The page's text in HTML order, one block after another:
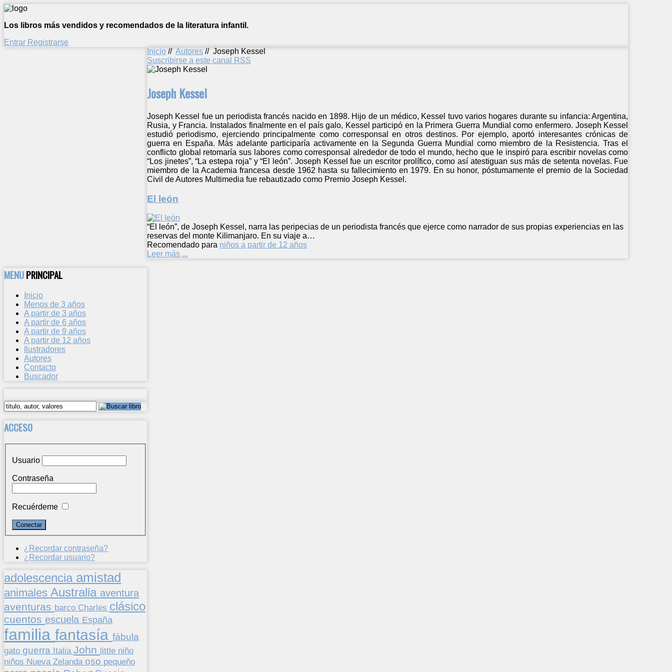
Los libros más vendidos y recomendados de la literatura infantil.
Entrar Registrarse
Inicio // Autores // Joseph Kessel
Suscribirse a este canal RSS
Joseph Kessel
Joseph Kessel fue un periodista francés nacido en 1898. Hijo de un médico, Kessel tuvo varios hogares durante su infancia: Argentina,
Rusia, y Francia. Instalados finalmente en el país galo, Kessel participó en la Primera Guerra Mundial como enfermero. Joseph Kessel
estudió periodismo, ejerciendo principalmente como corresponsal en otros destinos. Por ejemplo, aportó interesantes crónicas de
guerra en España. Más adelante participaría activamente en la Segunda Guerra Mundial como miembro de la Resistencia. Tras el
conflicto global retomaría sus labores como corresponsal alrededor de todo el mundo, hecho que le inspiró para escribir novelas como
“Los jinetes”, “La estepa roja” y “El león”. Joseph Kessel fue un escritor prolífico, como así atestiguan sus más de setenta novelas. Fue
miembro de la Academia francesa desde 1962 hasta su fallecimiento en 1979. En su honor, póstumamente el premio de la Sociedad
Civil de Autores Multimedia fue rebautizado como Premio Joseph Kessel.
El león
“El león”, de Joseph Kessel, narra las peripecias de un periodista francés que ejerce como narrador de sus propias experiencias en las
reservas del monte Kilimanjaro. En su viaje a…
Recomendado para niños a partir de 12 años
Leer más ...
MENUPRINCIPAL
Inicio
Menos de 3 años
A partir de 3 años
A partir de 6 años
A partir de 9 años
A partir de 12 años
Ilustradores
Autores
Contacto
Buscador
ACCESO
Usuario
Contraseña
Recuérdeme
¿Recordar contraseña?
¿Recordar usuario?
adolescencia amistad
animales Australia aventura
aventuras barco Charles clásico
cuentos escuela España
familia fantasía fábula
gato guerra Italia John little niño
niños Nueva Zelanda oso pequeño